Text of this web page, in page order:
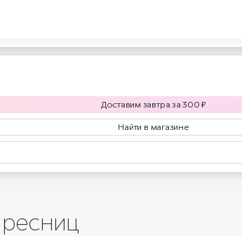
Доставим завтра за300 ₽
Найти в магазине